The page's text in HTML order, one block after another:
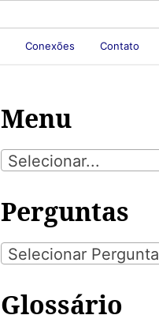
Conexões Contato
Menu
Selecionar...
Perguntas
Selecionar Pergunta
Glossário